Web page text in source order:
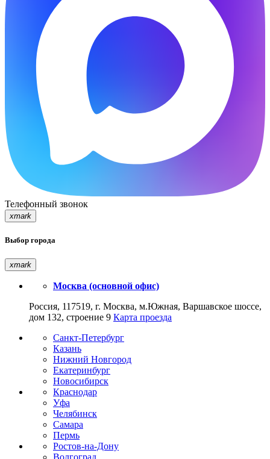
Телефонный звонок
xmark
Выбор города
xmark
Москва (основной офис)
Россия, 117519, г. Москва, м.Южная, Варшавское шоссе,
дом 132, строение 9 Карта проезда
Санкт-Петербург
Казань
Нижний Новгород
Екатеринбург
Новосибирск
Краснодар
Уфа
Челябинск
Самара
Пермь
Ростов-на-Дону
Волгоград